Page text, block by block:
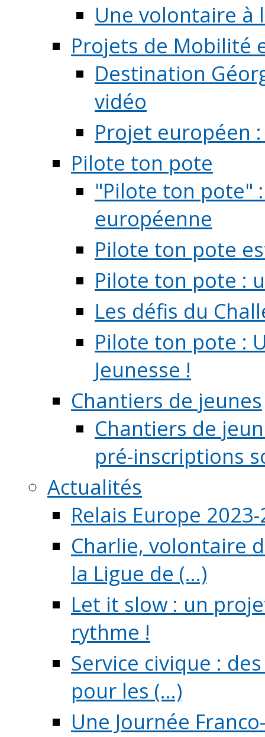
Une volontaire à
Projets de Mobilité
Destination
vidéo
Projet européen
Pilote ton pote
"Pilote ton pote"
européenne
Pilote ton pote
Pilote ton pote :
Les défis du
Pilote ton pote :
Jeunesse !
Chantiers de jeunes
Chantiers de
pré-inscriptions
Actualités
Relais Europe
Charlie, volontaire
la Ligue de (...)
Let it slow : un
rythme !
Service civique :
pour les (...)
Une Journée